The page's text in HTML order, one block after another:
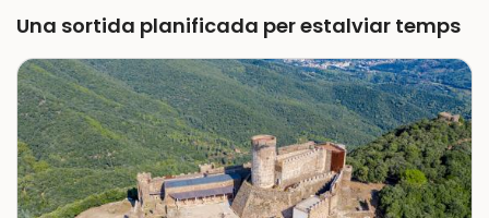
Una sortida planificada per estalviar temps